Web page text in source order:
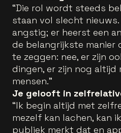
“Die rol wordt steeds
staan vol slecht
angstig; er heerst een
de belangrijkste manier
te zeggen: nee, er zijn
dingen, er zijn nog altijd
mensen.”
Je gelooft in
“Ik begin altijd met
mezelf kan lachen, kan
publiek merkt dat en